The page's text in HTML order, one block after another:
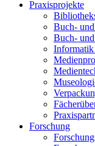
Praxisprojekte
Buch-
Buch-
Forschung